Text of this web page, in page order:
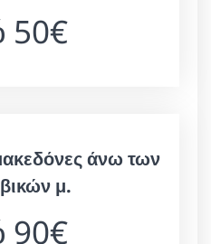
50€
άνω των
μ.
90€